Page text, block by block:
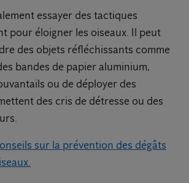
essayer des tactiques
pour éloigner les oiseaux. Il peut
des objets réfléchissants comme
bandes de papier aluminium,
ou de déployer des
des cris de détresse ou des
sur la prévention des dégâts